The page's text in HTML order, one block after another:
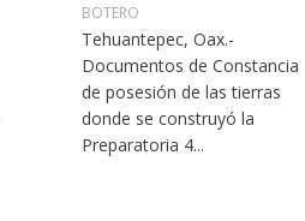
BOTERO
Tehuantepec, Oax.-
Documentos de Constancia
de posesión de las tierras
donde se construyó la
Preparatoria 4...